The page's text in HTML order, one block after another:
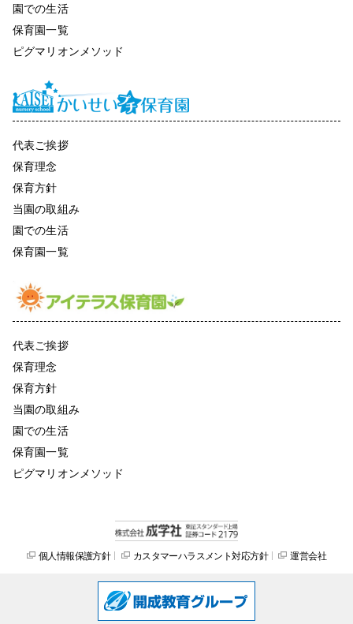
園での生活
保育園一覧
ピグマリオンメソッド
代表ご挨拶
保育理念
保育方針
当園の取組み
園での生活
保育園一覧
代表ご挨拶
保育理念
保育方針
当園の取組み
園での生活
保育園一覧
ピグマリオンメソッド
個人情報保護方針 カスタマーハラスメント対応方針 運営会社